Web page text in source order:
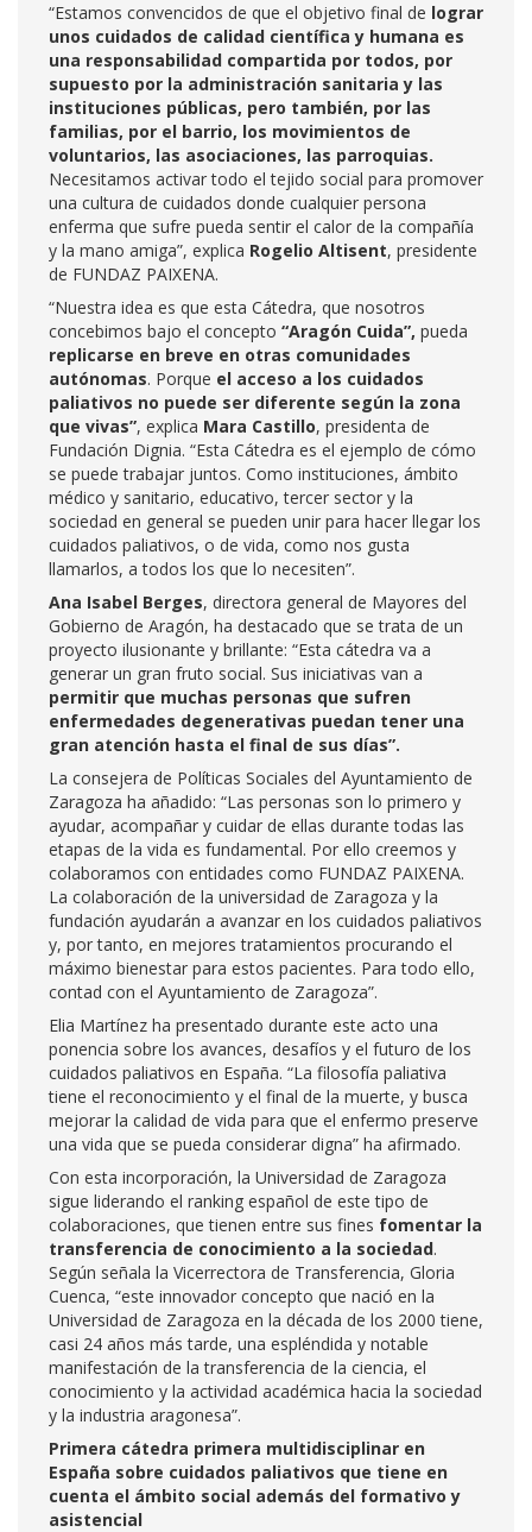
“Estamos convencidos de que el objetivo final de lograr
unos cuidados de calidad científica y humana es
una responsabilidad compartida por todos, por
supuesto por la administración sanitaria y las
instituciones públicas, pero también, por las
familias, por el barrio, los movimientos de
voluntarios, las asociaciones, las parroquias.
Necesitamos activar todo el tejido social para promover
una cultura de cuidados donde cualquier persona
enferma que sufre pueda sentir el calor de la compañía
y la mano amiga”, explica Rogelio Altisent, presidente
de FUNDAZ PAIXENA.
“Nuestra idea es que esta Cátedra, que nosotros
concebimos bajo el concepto “Aragón Cuida”, pueda
replicarse en breve en otras comunidades
autónomas. Porque el acceso a los cuidados
paliativos no puede ser diferente según la zona
que vivas”, explica Mara Castillo, presidenta de
Fundación Dignia. “Esta Cátedra es el ejemplo de cómo
se puede trabajar juntos. Como instituciones, ámbito
médico y sanitario, educativo, tercer sector y la
sociedad en general se pueden unir para hacer llegar los
cuidados paliativos, o de vida, como nos gusta
llamarlos, a todos los que lo necesiten”.
Ana Isabel Berges, directora general de Mayores del
Gobierno de Aragón, ha destacado que se trata de un
proyecto ilusionante y brillante: “Esta cátedra va a
generar un gran fruto social. Sus iniciativas van a
permitir que muchas personas que sufren
enfermedades degenerativas puedan tener una
gran atención hasta el final de sus días”.
La consejera de Políticas Sociales del Ayuntamiento de
Zaragoza ha añadido: “Las personas son lo primero y
ayudar, acompañar y cuidar de ellas durante todas las
etapas de la vida es fundamental. Por ello creemos y
colaboramos con entidades como FUNDAZ PAIXENA.
La colaboración de la universidad de Zaragoza y la
fundación ayudarán a avanzar en los cuidados paliativos
y, por tanto, en mejores tratamientos procurando el
máximo bienestar para estos pacientes. Para todo ello,
contad con el Ayuntamiento de Zaragoza”.
Elia Martínez ha presentado durante este acto una
ponencia sobre los avances, desafíos y el futuro de los
cuidados paliativos en España. “La filosofía paliativa
tiene el reconocimiento y el final de la muerte, y busca
mejorar la calidad de vida para que el enfermo preserve
una vida que se pueda considerar digna” ha afirmado.
Con esta incorporación, la Universidad de Zaragoza
sigue liderando el ranking español de este tipo de
colaboraciones, que tienen entre sus fines fomentar la
transferencia de conocimiento a la sociedad.
Según señala la Vicerrectora de Transferencia, Gloria
Cuenca, “este innovador concepto que nació en la
Universidad de Zaragoza en la década de los 2000 tiene,
casi 24 años más tarde, una espléndida y notable
manifestación de la transferencia de la ciencia, el
conocimiento y la actividad académica hacia la sociedad
y la industria aragonesa”.
Primera cátedra primera multidisciplinar en
España sobre cuidados paliativos que tiene en
cuenta el ámbito social además del formativo y
asistencial